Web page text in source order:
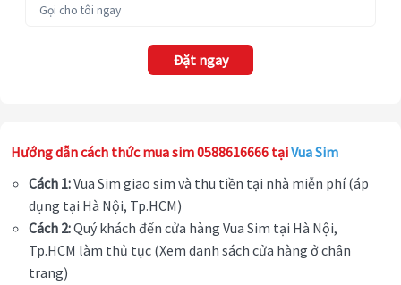
Đặt ngay
Hướng dẫn cách thức mua sim 0588616666 tạiVua Sim
Cách 1:Vua Sim giao sim và thu tiền tại nhà miễn phí (áp
dụng tại Hà Nội, Tp.HCM)
Cách 2:Quý khách đến cửa hàng Vua Sim tại Hà Nội,
Tp.HCM làm thủ tục (Xem danh sách cửa hàng ở chân
trang)